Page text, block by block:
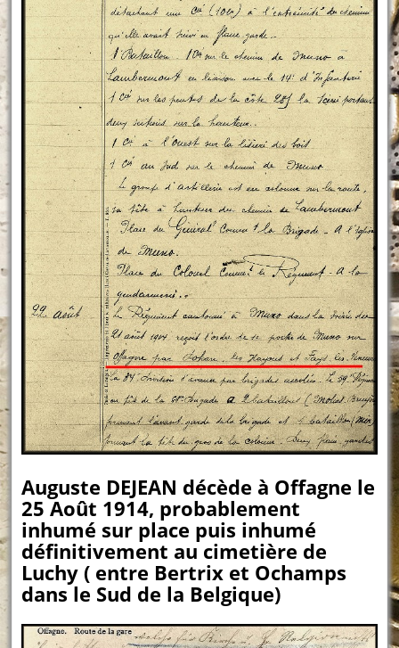
Auguste DEJEAN décède à Offagne le
25 Août 1914, probablement
inhumé sur place puis inhumé
définitivement au cimetière de
Luchy ( entre Bertrix et Ochamps
dans le Sud de la Belgique)